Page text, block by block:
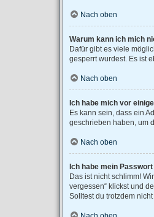
Nach oben
Warum kann ich mich
Dafür gibt es viele
gesperrt wurdest. Es ist
Nach oben
Ich habe mich vor
Es kann sein, dass ein
geschrieben haben, um
Nach oben
Ich habe mein
Das ist nicht schlimm!
vergessen“ klickst und
Solltest du trotzdem